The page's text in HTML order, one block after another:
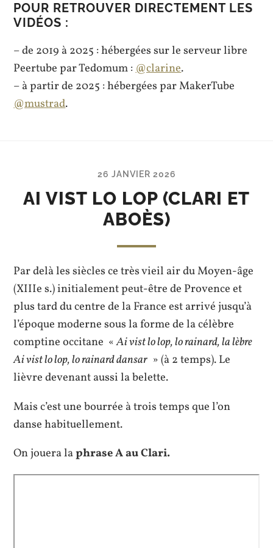
POUR RETROUVER DIRECTEMENT LES
VIDÉOS :
– de 2019 à 2025 : hébergées sur le serveur libre
Peertube par Tedomum :@clarine.
– à partir de 2025 : hébergées par MakerTube
@mustrad.
26 JANVIER 2026
AI VIST LO LOP (CLARI ET
ABOÈS)
Par delà les siècles ce très vieil air du Moyen-âge
(XIIIe s.) initialement peut-être de Provence et
plus tard du centre de la France est arrivé jusqu’à
l’époque moderne sous la forme de la célèbre
comptine occitane «Ai vist lo lop, lo rainard, la lèbre
Ai vist lo lop, lo rainard dansar » (à 2 temps). Le
lièvre devenant aussi la belette.
Mais c’est une bourrée à trois temps que l’on
danse habituellement.
On jouera laphrase A au Clari.